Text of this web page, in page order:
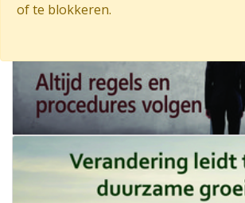
of te blokkeren.